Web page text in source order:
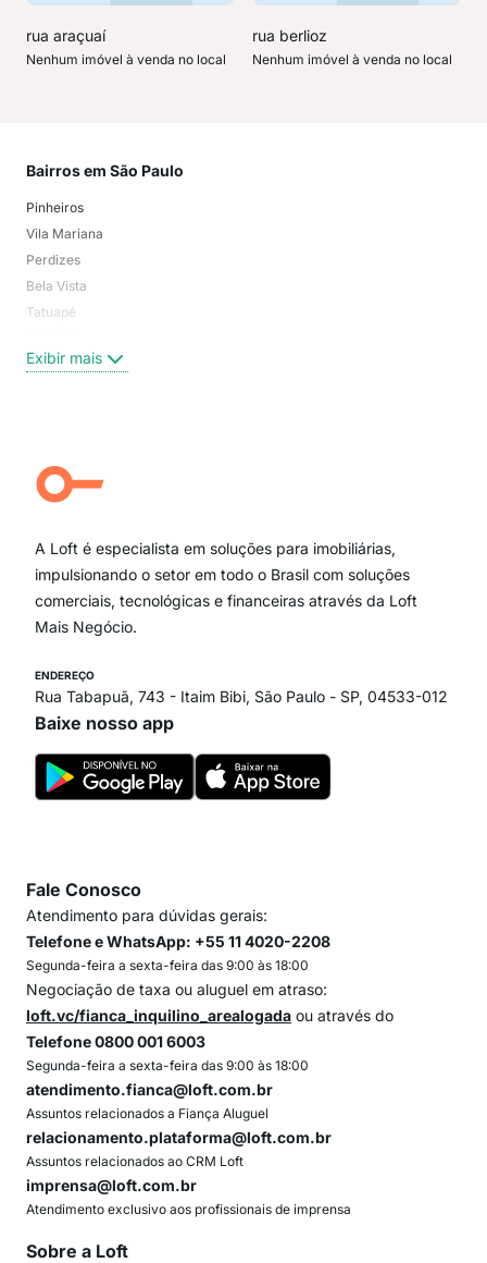
rua araçuaí
Nenhum imóvel à venda no local
rua berlioz
Nenhum imóvel à venda no local
Bairros em São Paulo
Pinheiros
Vila Mariana
Perdizes
Bela Vista
Tatuapé
Centro
Campo Belo
Ipiranga
Paraíso
Itaim Bibi
Exibir mais
A Loft é especialista em soluções para imobiliárias,
impulsionando o setor em todo o Brasil com soluções
comerciais, tecnológicas e financeiras através da Loft
Mais Negócio.
ENDEREÇO
Rua Tabapuã, 743 - Itaim Bibi, São Paulo - SP, 04533-012
Baixe nosso app
Fale Conosco
Atendimento para dúvidas gerais:
Telefone e WhatsApp: +55 11 4020-2208
Segunda-feira a sexta-feira das 9:00 às 18:00
Negociação de taxa ou aluguel em atraso:
loft.vc/fianca_inquilino_arealogada ou através do
Telefone 0800 001 6003
Segunda-feira a sexta-feira das 9:00 às 18:00
atendimento.fianca@loft.com.br
Assuntos relacionados a Fiança Aluguel
relacionamento.plataforma@loft.com.br
Assuntos relacionados ao CRM Loft
imprensa@loft.com.br
Atendimento exclusivo aos profissionais de imprensa
Sobre a Loft